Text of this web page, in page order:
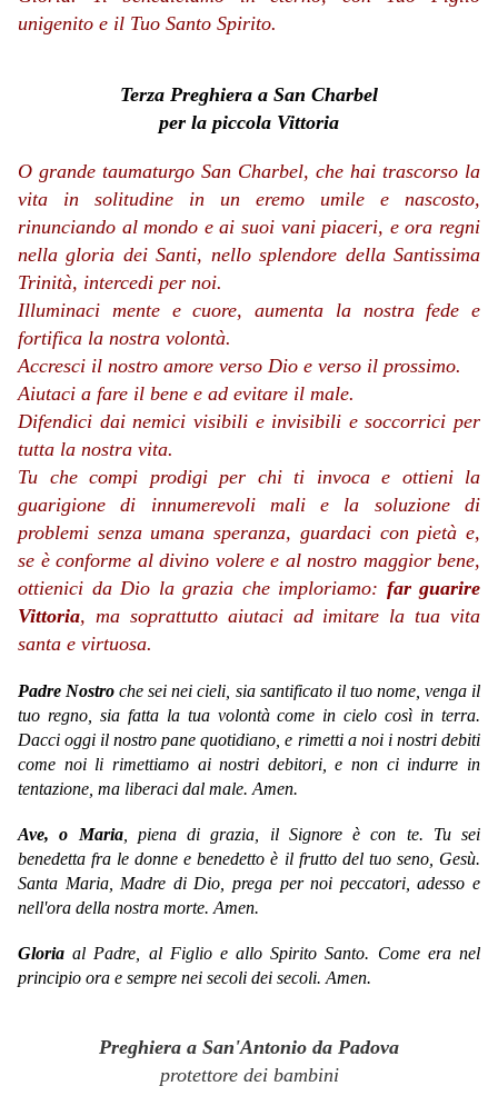
unigenito e il Tuo Santo Spirito.
Terza Preghiera a San Charbel
per la piccola Vittoria
O grande taumaturgo San Charbel, che hai trascorso la
vita in solitudine in un eremo umile e nascosto,
rinunciando al mondo e ai suoi vani piaceri, e ora regni
nella gloria dei Santi, nello splendore della Santissima
Trinità, intercedi per noi.
Illuminaci mente e cuore, aumenta la nostra fede e
fortifica la nostra volontà.
Accresci il nostro amore verso Dio e verso il prossimo.
Aiutaci a fare il bene e ad evitare il male.
Difendici dai nemici visibili e invisibili e soccorrici per
tutta la nostra vita.
Tu che compi prodigi per chi ti invoca e ottieni la
guarigione di innumerevoli mali e la soluzione di
problemi senza umana speranza, guardaci con pietà e,
se è conforme al divino volere e al nostro maggior bene,
ottienici da Dio la grazia che imploriamo: far guarire
Vittoria, ma soprattutto aiutaci ad imitare la tua vita
santa e virtuosa.
Padre Nostroche sei nei cieli, sia santificato il tuo nome, venga il
tuo regno, sia fatta la tua volontà come in cielo così in terra.
Dacci oggi il nostro pane quotidiano, e rimetti a noi i nostri debiti
come noi li rimettiamo ai nostri debitori, e non ci indurre in
tentazione, ma liberaci dal male. Amen.
Ave, o Maria, piena di grazia, il Signore è con te. Tu sei
benedetta fra le donne e benedetto è il frutto del tuo seno, Gesù.
Santa Maria, Madre di Dio, prega per noi peccatori, adesso e
nell'ora della nostra morte. Amen.
Gloria al Padre, al Figlio e allo Spirito Santo. Come era nel
principio ora e sempre nei secoli dei secoli. Amen.
Preghiera a San'Antonio da Padova
protettore dei bambini